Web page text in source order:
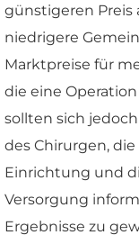
günstigeren Preis
niedrigere
Marktpreise für
die eine
sollten sich
des Chirurgen,
Einrichtung und
Versorgung
Ergebnisse zu